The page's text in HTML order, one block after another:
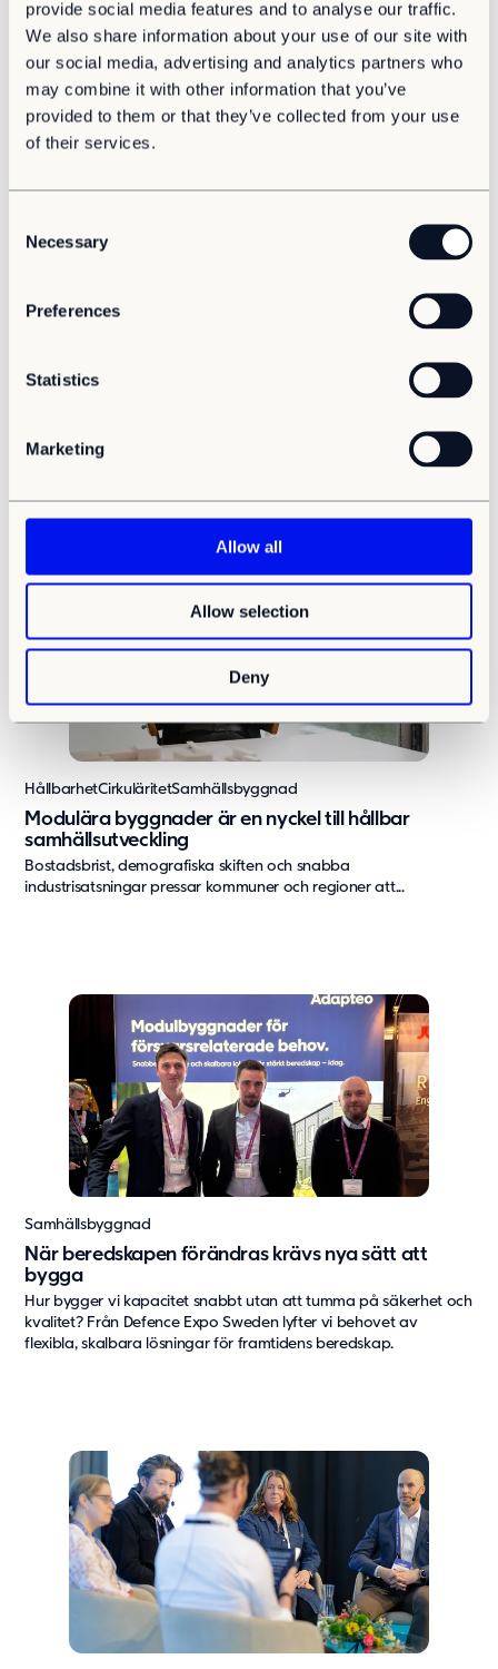
provide social media features and to analyse our traffic.
We also share information about your use of our site with
our social media, advertising and analytics partners who
may combine it with other information that you’ve
provided to them or that they’ve collected from your use
of their services.
Necessary
Preferences
Statistics
Marketing
Allow all
Allow selection
Deny
system och begränsad gestaltning. I...
Inredningen i Point/A flyttar gränserna för
Hur skapar man en interiör som både omfamnar modulernas
logik och samtidigt utmanar bilden många...
Modulära byggnader är en nyckel till hållbar
samhällsutveckling
HållbarhetCirkuläritetSamhällsbyggnad
Bostadsbrist, demografiska skiften och snabba
industrisatsningar pressar kommuner och regioner att...
När beredskapen förändras krävs nya sätt att
bygga
Samhällsbyggnad
Hur bygger vi kapacitet snabbt utan att tumma på säkerhet och
kvalitet? Från Defence Expo Sweden lyfter vi behovet av
flexibla, skalbara lösningar för framtidens beredskap.